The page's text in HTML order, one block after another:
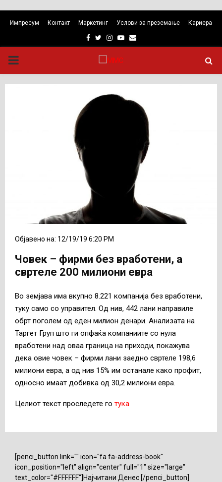
Импресум Контакт Маркетинг Услови за преземање Кариера
Facebook
TwitterInstagram
Youtube
Email
PRIMARY
MENU
Објавено на: 12/19/19 6:20 PM
Човек – фирми без вработени, a
свртеле 200 милиони евра
Во земјава има вкупно 8.221 компанија без вработени,
туку само со управител. Од нив, 442 лани направиле
обрт поголем од еден милион денари. Анализата на
Таргет Груп што ги опфаќа компаниите со нула
вработени над оваа граница на приходи, покажува
дека овие човек – фирми лани заедно свртеле 198,6
милиони евра, а од нив 15% им останале како профит,
односно имаат добивка од 30,2 милиони евра.
Целиот текст проследете го тука
[penci_button link="" icon="fa fa-address-book"
icon_position="left" align="center" full="1" size="large"
text_color="#FFFFFF"]Најчитани Денес [/penci_button]